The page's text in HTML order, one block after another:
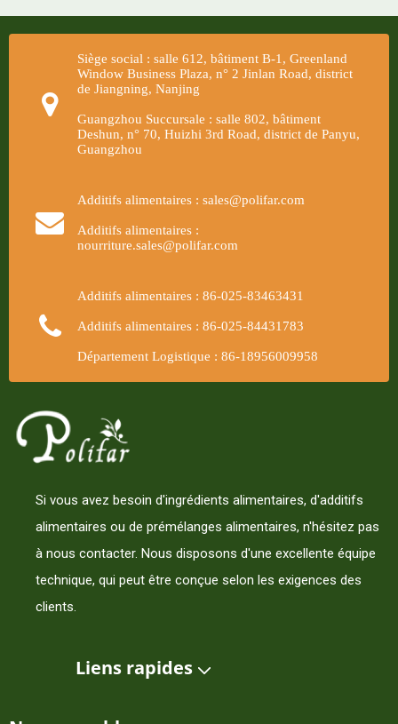
Siège social : salle 612, bâtiment B-1, Greenland
Window Business Plaza, n° 2 Jinlan Road, district
de Jiangning, Nanjing
Guangzhou Succursale : salle 802, bâtiment
Deshun, n° 70, Huizhi 3rd Road, district de Panyu,
Guangzhou
Additifs alimentaires : sales@polifar.com
Additifs alimentaires :
nourriture.sales@polifar.com
Additifs alimentaires : 86-025-83463431
Additifs alimentaires : 86-025-84431783
Département Logistique : 86-18956009958
Si vous avez besoin d'ingrédients alimentaires, d'additifs
alimentaires ou de prémélanges alimentaires, n'hésitez pas
à nous contacter. Nous disposons d'une excellente équipe
technique, qui peut être conçue selon les exigences des
clients.
Liens rapides